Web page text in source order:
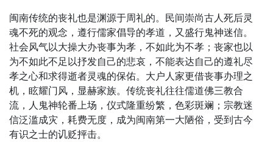
闽南传统的丧礼也是渊源于周礼的。民间崇尚古人死后灵
魂不死的观念，遵行儒家倡导的孝道，又盛行鬼神迷信。
社会风气以大操大办丧事为孝，不如此为不孝；丧家也以
为不如此不足以抒发自己的悲哀，不能表达自己的遵礼尽
孝之心和求得逝者灵魂的保佑。大户人家更借丧事办理之
机，眩耀门风，显赫家族。传统丧礼往往儒道佛三教合
流，人鬼神轮番上场，仪式隆重纷繁，色彩斑斓；宗教迷
信泛滥成灾，耗费无度，成为闽南第一大陋俗，受到古今
有识之士的讥贬抨击。